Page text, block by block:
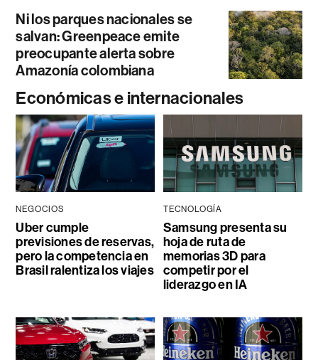
Ni los parques nacionales se
salvan: Greenpeace emite
preocupante alerta sobre
Amazonía colombiana
Económicas e internacionales
NEGOCIOS
Uber cumple
previsiones de reservas,
pero la competencia en
Brasil ralentiza los viajes
TECNOLOGÍA
Samsung presenta su
hoja de ruta de
memorias 3D para
competir por el
liderazgo en IA